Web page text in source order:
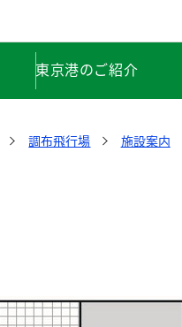
東京港のご紹介
調布飛行場 施設案内